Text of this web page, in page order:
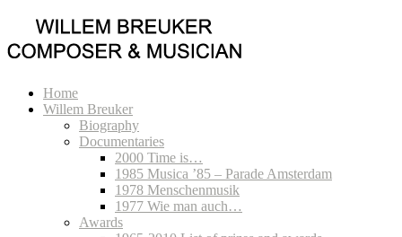
Home
Willem Breuker
Biography
Documentaries
2000 Time is…
1985 Musica ’85 – Parade Amsterdam
1978 Menschenmusik
1977 Wie man auch…
Awards